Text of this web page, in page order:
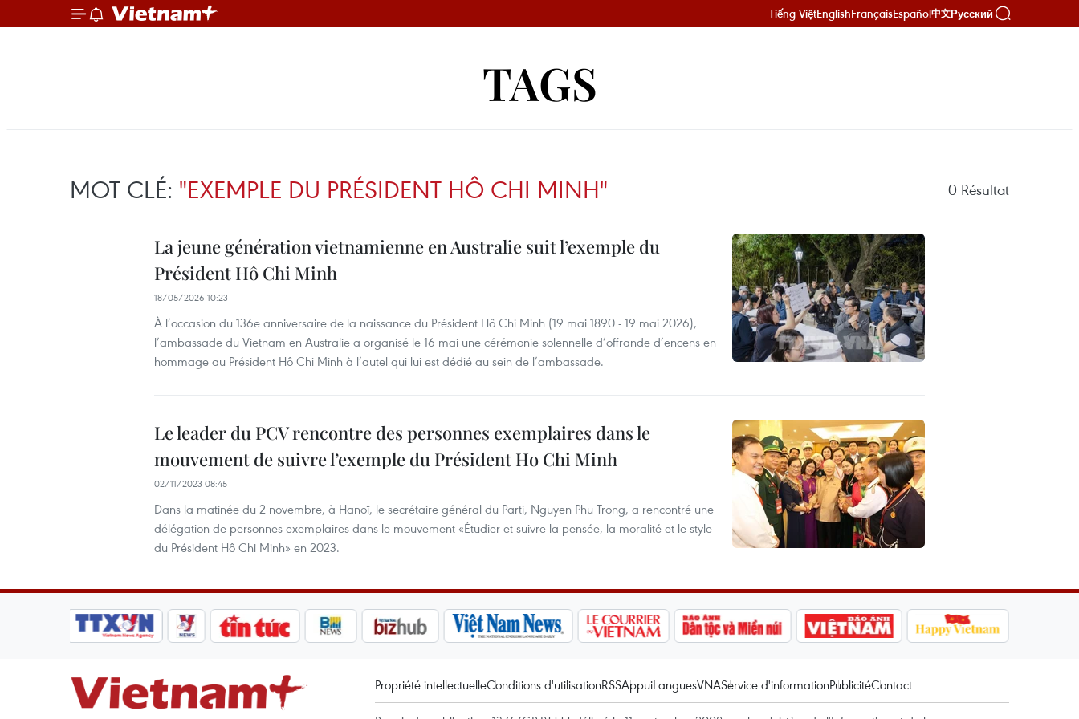
Tiếng ViệtEnglishFrançaisEspañol中文Русский
TAGS
MOT CLÉ: "EXEMPLE DU PRÉSIDENT HÔ CHI MINH" 0 Résultat
La jeune génération vietnamienne en Australie suit l’exemple du
Président Hô Chi Minh
18/05/2026 10:23
À l’occasion du 136e anniversaire de la naissance du Président Hô Chi Minh (19 mai 1890 - 19 mai 2026),
l’ambassade du Vietnam en Australie a organisé le 16 mai une cérémonie solennelle d’offrande d’encens en
hommage au Président Hô Chi Minh à l’autel qui lui est dédié au sein de l’ambassade.
Le leader du PCV rencontre des personnes exemplaires dans le
mouvement de suivre l’exemple du Président Ho Chi Minh
02/11/2023 08:45
Dans la matinée du 2 novembre, à Hanoï, le secrétaire général du Parti, Nguyen Phu Trong, a rencontré une
délégation de personnes exemplaires dans le mouvement «Étudier et suivre la pensée, la moralité et le style
du Président Hô Chi Minh» en 2023.
Propriété intellectuelleConditions d'utilisationRSSAppuiLanguesVNAService d'informationPublicitéContact